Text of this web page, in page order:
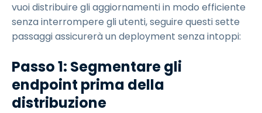
vuoi distribuire gli aggiornamenti in modo efficiente
senza interrompere gli utenti, seguire questi sette
passaggi assicurerà un deployment senza intoppi:
Passo 1: Segmentare gli
endpoint prima della
distribuzione